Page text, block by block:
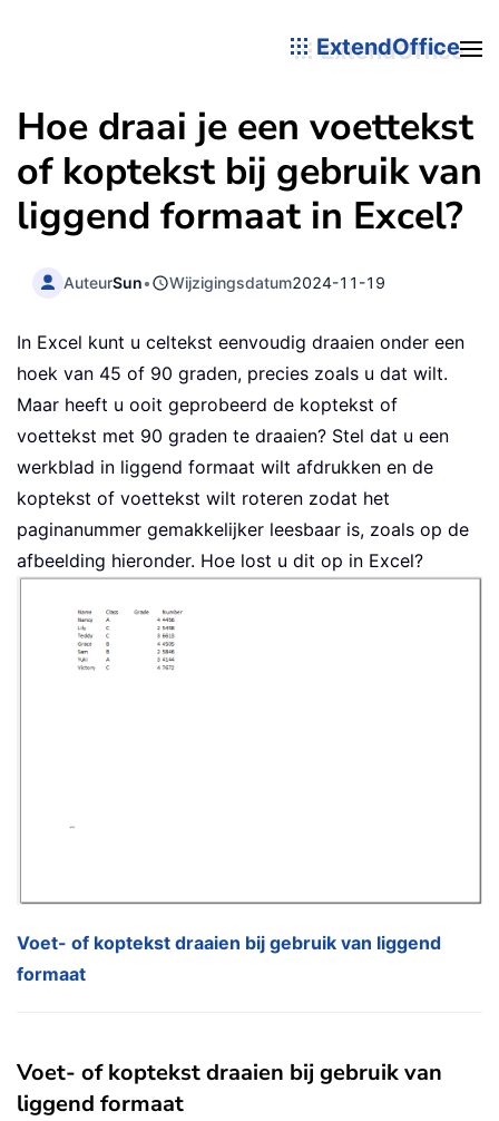
ExtendOffice
Hoe draai je een voettekst
of koptekst bij gebruik van
liggend formaat in Excel?
AuteurSun• Wijzigingsdatum2024-11-19
In Excel kunt u celtekst eenvoudig draaien onder een
hoek van 45 of 90 graden, precies zoals u dat wilt.
Maar heeft u ooit geprobeerd de koptekst of
voettekst met 90 graden te draaien? Stel dat u een
werkblad in liggend formaat wilt afdrukken en de
koptekst of voettekst wilt roteren zodat het
paginanummer gemakkelijker leesbaar is, zoals op de
afbeelding hieronder. Hoe lost u dit op in Excel?
Voet- of koptekst draaien bij gebruik van liggend
formaat
Voet- of koptekst draaien bij gebruik van
liggend formaat